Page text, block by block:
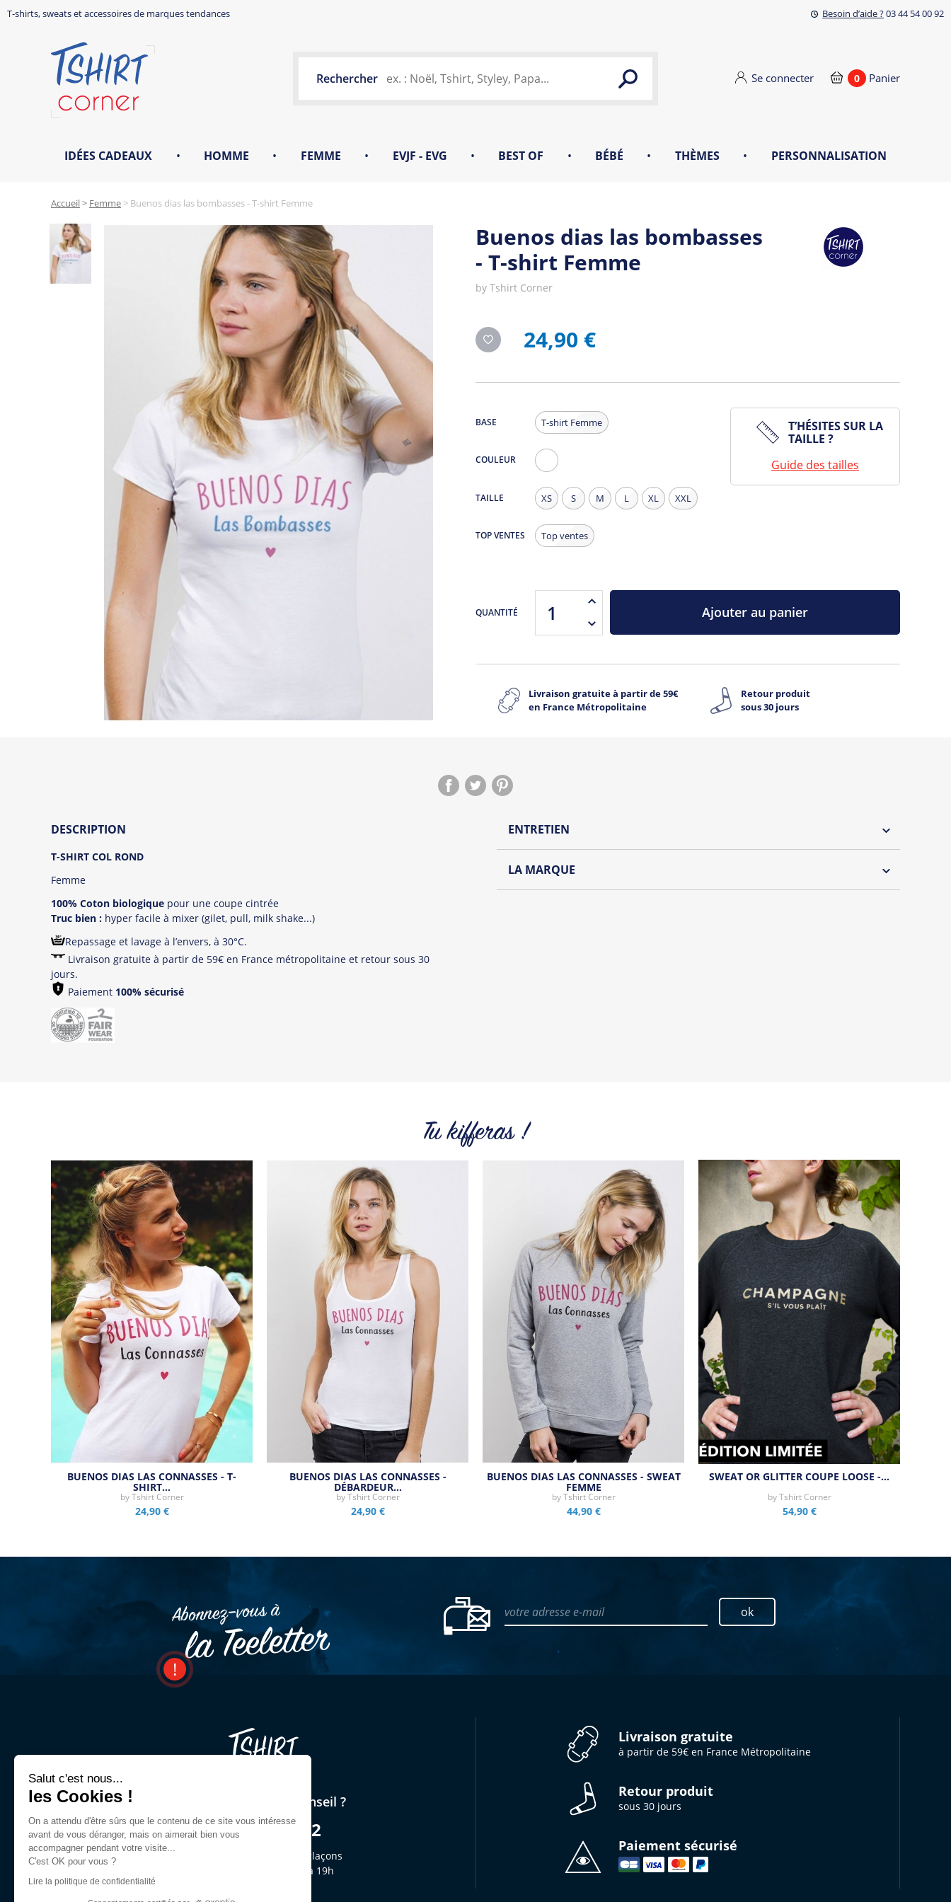
T-shirts, sweats et accessoires de marques tendances Besoin d’aide ?03 44 54 00 92
Rechercher Se connecter 0 Panier
IDÉES CADEAUX • HOMME • FEMME • EVJF - EVG • BEST OF • BÉBÉ • THÈMES • PERSONNALISATION
Accueil> Femme > Buenos dias las bombasses - T-shirt Femme
Buenos dias las bombasses
- T-shirt Femme
by Tshirt Corner
24,90 €
BASE T-shirt Femme
COULEUR
TAILLE XS S M L XL XXL
TOP VENTES Top ventes
T’HÉSITES SUR LA
TAILLE ?
Guide des tailles
QUANTITÉ Ajouter au panier
Livraison gratuite à partir de 59€
en France Métropolitaine
Retour produit
sous 30 jours
DESCRIPTION
T-SHIRT COL ROND
Femme
100% Coton biologique pour une coupe cintrée
Truc bien : hyper facile à mixer (gilet, pull, milk shake...)
Repassage et lavage à l’envers, à 30°C.
Livraison gratuite à partir de 59€ en France métropolitaine et retour sous 30
jours.
Paiement 100% sécurisé
ENTRETIEN
LA MARQUE
Tu kifferas !
BUENOS DIAS LAS CONNASSES - T-
SHIRT…
byTshirt Corner
24,90 €
BUENOS DIAS LAS CONNASSES -
DÉBARDEUR…
byTshirt Corner
24,90 €
BUENOS DIAS LAS CONNASSES - SWEAT
FEMME
byTshirt Corner
44,90 €
SWEAT OR GLITTER COUPE LOOSE -…
byTshirt Corner
54,90 €
Abonnez–vous à
la Teeletter
votre adresse e-mail ok
Une question ? Un conseil ?
03 44 54 00 92
Demandez Jeffrey ou des glaçons
du lun. au ven. de 9h30 à 19h
Livraison gratuite
à partir de 59€ en France Métropolitaine
Retour produit
sous 30 jours
Paiement sécurisé
Salut c'est nous...
les Cookies !
On a attendu d'être sûrs que le contenu de ce site vous intéresse
avant de vous déranger, mais on aimerait bien vous
accompagner pendant votre visite...
C'est OK pour vous ?
Lire la politique de confidentialité